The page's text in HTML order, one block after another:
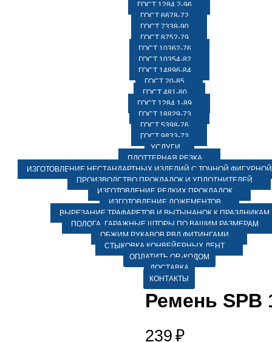
ГОСТ 1284.2-96
ГОСТ 6678-72
ГОСТ 7338-90
ГОСТ 8752-79
ГОСТ 10362-76
ГОСТ 10354-82
ГОСТ 14896-84
ГОСТ 20-85
ГОСТ 481-80
ГОСТ 1284.1-89
ГОСТ 18829-73
ГОСТ 5398-76
ГОСТ 9833-73
УСЛУГИ
ПЛОТТЕРНАЯ РЕЗКА
ИЗГОТОВЛЕНИЕ НЕСТАНДАРТНЫХ ИЗДЕЛИЙ С ТОЧНОЙ ФИГУРНОЙ
ПРОИЗВОДСТВО ПРОКЛАДОК И УПЛОТНИТЕЛЕЙ
ИЗГОТОВЛЕНИЕ РЕДКИХ ПРОКЛАДОК
ИЗГОТОВЛЕНИЕ ЛОЖЕМЕНТОВ
ВЫРЕЗАНИЕ ТРАФАРЕТОВ И ВЫТЫНАНОК К ПРАЗДНИКАМ
ПОЛОГА, ГАРАЖНЫЕ ШТОРЫ ПО ВАШИМ РАЗМЕРАМ
ОБЖИМ РУКАВОВ РВД ФИТИНГАМИ
СТЫКОВКА КОНВЕЙЕРНЫХ ЛЕНТ
ОПЛАТИТЬ QR-КОДОМ
ДОСТАВКА
КОНТАКТЫ
Ремень SPB
239 ₽